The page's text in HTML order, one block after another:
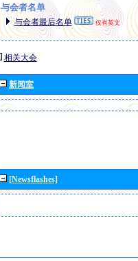
与会者名单
与会者最后名单 仅有英文
相关大会
新闻室
[Newsflashes]